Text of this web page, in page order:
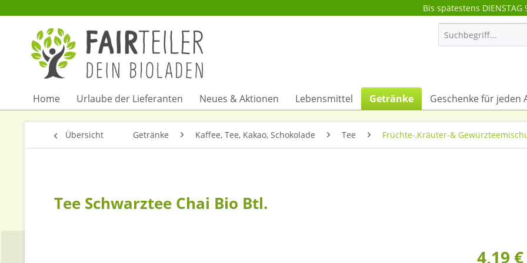
Bis spätestens
Home Urlaube der Lieferanten Neues & Aktionen Lebensmittel Getränke Geschenke für jeden
Übersicht Getränke Kaffee, Tee, Kakao, Schokolade Tee Früchte-,Kräuter-&
Tee Schwarztee Chai Bio Btl.
4,19 €